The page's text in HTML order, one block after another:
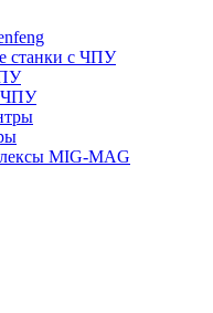
станки с ЧПУ
ЧПУ
MIG-MAG